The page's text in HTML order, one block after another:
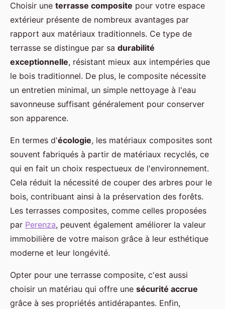
Choisir une terrasse composite pour votre espace
extérieur présente de nombreux avantages par
rapport aux matériaux traditionnels. Ce type de
terrasse se distingue par sa durabilité
exceptionnelle, résistant mieux aux intempéries que
le bois traditionnel. De plus, le composite nécessite
un entretien minimal, un simple nettoyage à l'eau
savonneuse suffisant généralement pour conserver
son apparence.
En termes d'écologie, les matériaux composites sont
souvent fabriqués à partir de matériaux recyclés, ce
qui en fait un choix respectueux de l'environnement.
Cela réduit la nécessité de couper des arbres pour le
bois, contribuant ainsi à la préservation des forêts.
Les terrasses composites, comme celles proposées
par Perenza, peuvent également améliorer la valeur
immobilière de votre maison grâce à leur esthétique
moderne et leur longévité.
Opter pour une terrasse composite, c'est aussi
choisir un matériau qui offre une sécurité accrue
grâce à ses propriétés antidérapantes. Enfin,